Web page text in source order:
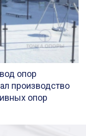
опор
производство
опор